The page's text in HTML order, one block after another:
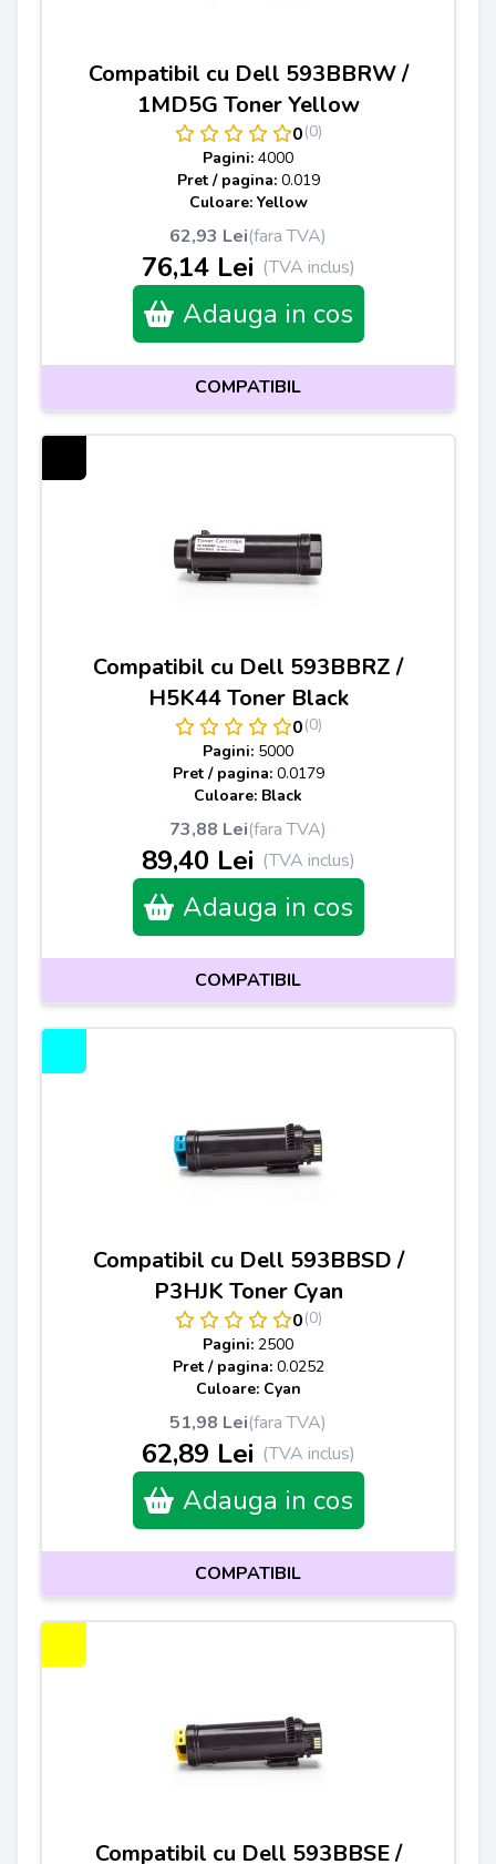
Compatibil cu Dell 593BBRW /
1MD5G Toner Yellow
0(0)
Pagini: 4000
Pret / pagina: 0.019
Culoare: Yellow
62,93 Lei(fara TVA)
76,14 Lei (TVA inclus)
Adauga in cos
COMPATIBIL
Compatibil cu Dell 593BBRZ /
H5K44 Toner Black
0(0)
Pagini: 5000
Pret / pagina: 0.0179
Culoare: Black
73,88 Lei(fara TVA)
89,40 Lei (TVA inclus)
Adauga in cos
COMPATIBIL
Compatibil cu Dell 593BBSD /
P3HJK Toner Cyan
0(0)
Pagini: 2500
Pret / pagina: 0.0252
Culoare: Cyan
51,98 Lei(fara TVA)
62,89 Lei (TVA inclus)
Adauga in cos
COMPATIBIL
Compatibil cu Dell 593BBSE /